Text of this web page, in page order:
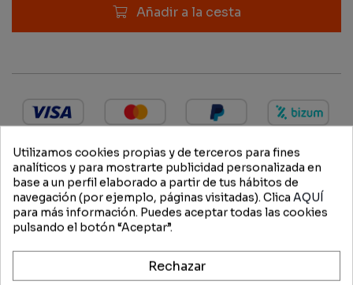
Añadir a la cesta
DESCRIPCIÓN
Utilizamos cookies propias y de terceros para fines
analíticos y para mostrarte publicidad personalizada en
base a un perfil elaborado a partir de tus hábitos de
navegación (por ejemplo, páginas visitadas). Clica AQUÍ
para más información. Puedes aceptar todas las cookies
pulsando el botón “Aceptar”.
Rechazar